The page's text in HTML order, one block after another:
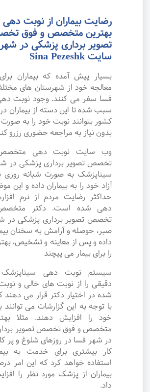
رضایت بیماران از نوبت دهی
بهترین متخصص و فوق
تصویر برداری پزشکی در
سایت Sina Pezeshk
بسیار پیش آمده که بیماران
معالجه خود از شهرستان های
فسا سفر می کنند. وجود نوبت دهی
سبب شده تا این دسته از بیماران
کشور بتوانند نوبت خود را به صورت
بدون نیاز به مراجعه حضوری رزرو
وب سایت نوبت دهی
تخصص تصویر برداری پزشکی در
سیناپزشک به صورت شبانه روزی
آزاد خود را به بیماران داده و
حداکثر رضایت مردم از نرم
دهی شده است. دکتر
تخصص تصویر برداری پزشکی در
صبر، حوصله و آرامش به سخنان
داده و پس از معاینه و تشخیص،
را برای بیمار می پیچند
سیستم نوبت دهی سیناپزشک
دقیقی را از نوبت های خالی و
شده در اختیار دکتر قرار می دهند
با توجه به این گزارشات می توانند
خود را افزایش دهند. مثلا
متخصص و فوق تخصص تصویر
در شهر فسا در روزهای شلوغ و پر
کار بیشتری برای خدمت به
استفاده خواهد کرد که این امر
بیماران از پزشک مورد نظر را
داد.